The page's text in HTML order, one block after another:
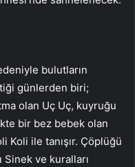
bulutların
günlerden biri;
olan Uç Uç, kuyruğu
bir bez bebek olan
Koli ile tanışır. Çöplüğü
Sinek ve kuralları